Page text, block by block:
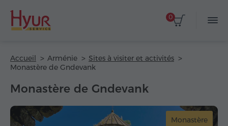
0
Accueil Arménie
Sites à visiter et activités
Monastère de Gndevank
Monastère de Gndevank
Monastère